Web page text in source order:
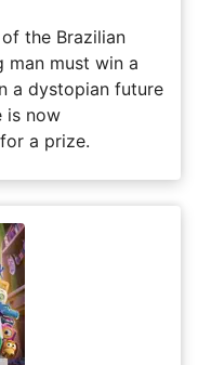
the Brazilian
man must win a
a dystopian future
is now
a prize.